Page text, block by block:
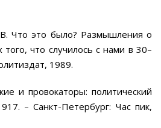
Что это было? Размышления о
того, что случилось с нами в 30–
1989.
и провокаторы: политический
– Санкт-Петербург: Час пик,